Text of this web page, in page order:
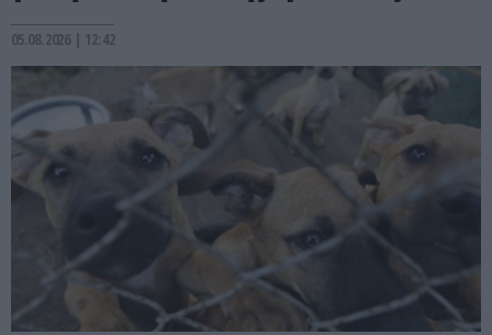
05.08.2026 | 12:42